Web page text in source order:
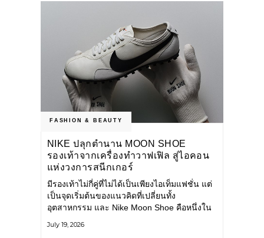
FASHION & BEAUTY
NIKE ปลุกตำนาน MOON SHOE
รองเท้าจากเครื่องทำวาฟเฟิล สู่ไอคอน
แห่งวงการสนีกเกอร์
มีรองเท้าไม่กี่คู่ที่ไม่ได้เป็นเพียงไอเท็มแฟชั่น แต่
เป็นจุดเริ่มต้นของแนวคิดที่เปลี่ยนทั้ง
อุตสาหกรรม และ Nike Moon Shoe คือหนึ่งใน
ศตวรรษก่อน กำลังกลับมาอีกครั้ง พร้อมพาเรื่อง
July 19, 2026